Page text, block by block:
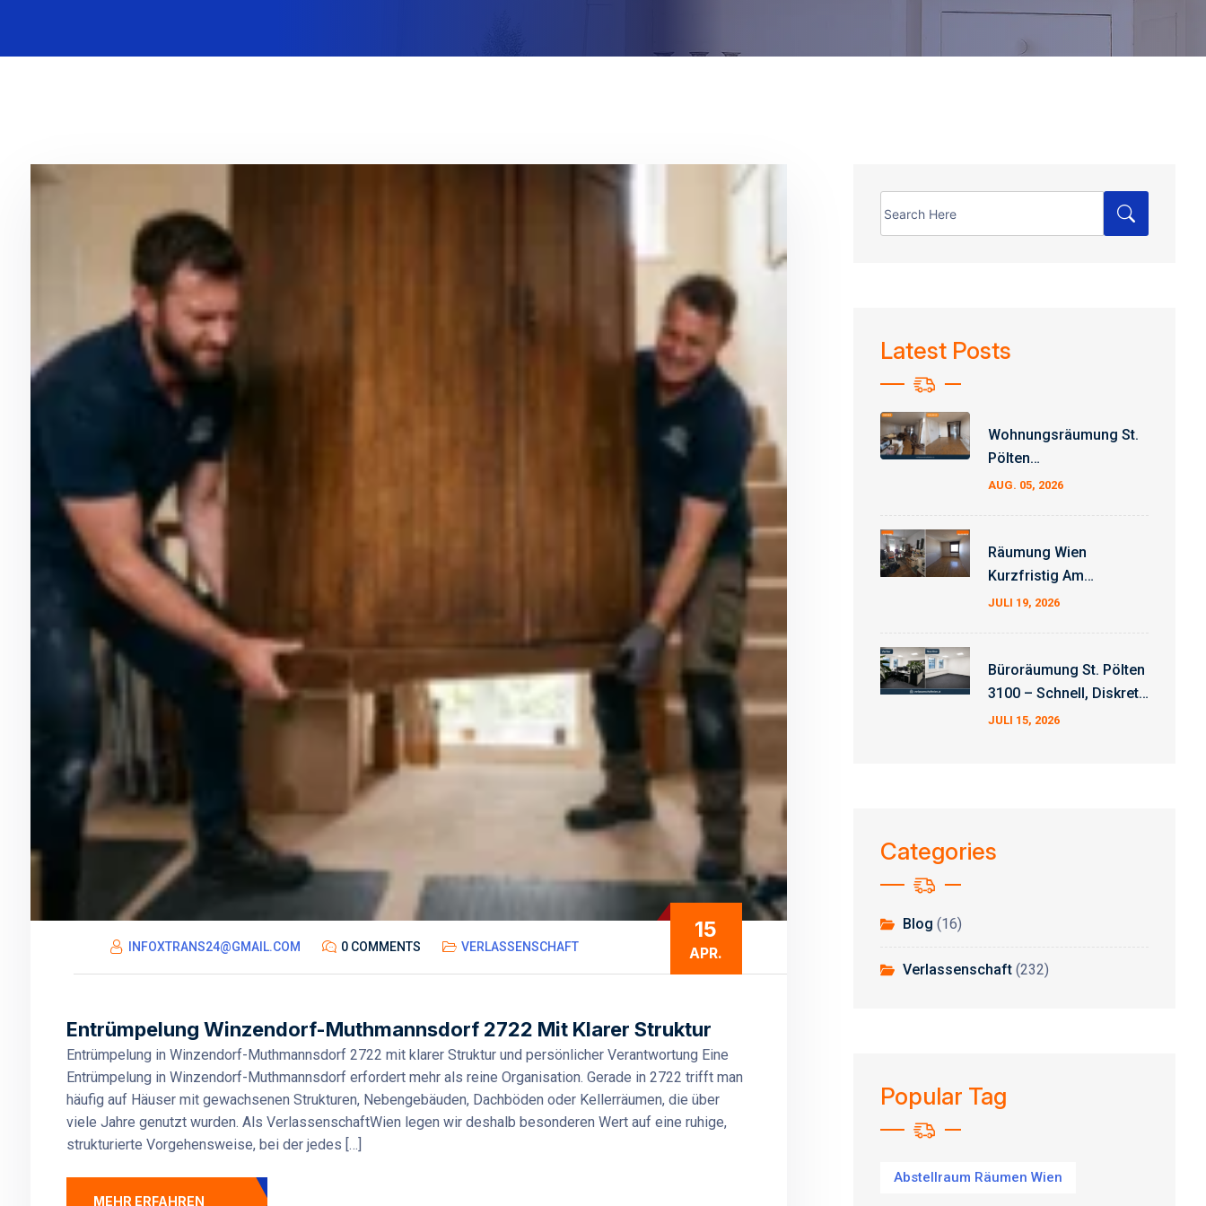
15
APR.
INFOXTRANS24@GMAIL.COM 0 COMMENTS VERLASSENSCHAFT
Entrümpelung Winzendorf-Muthmannsdorf 2722 Mit Klarer Struktur
Entrümpelung in Winzendorf-Muthmannsdorf 2722 mit klarer Struktur und persönlicher Verantwortung Eine
Entrümpelung in Winzendorf-Muthmannsdorf erfordert mehr als reine Organisation. Gerade in 2722 trifft man
häufig auf Häuser mit gewachsenen Strukturen, Nebengebäuden, Dachböden oder Kellerräumen, die über
viele Jahre genutzt wurden. Als VerlassenschaftWien legen wir deshalb besonderen Wert auf eine ruhige,
strukturierte Vorgehensweise, bei der jedes […]
MEHR ERFAHREN
Latest Posts
Wohnungsräumung St.
Pölten
Erfahrungsbericht –
AUG. 05, 2026
Räumung Wien
Kurzfristig Am
Wochenende
JULI 19, 2026
Büroräumung St. Pölten
3100 – Schnell, Diskret
Und Zum Fixpreis
JULI 15, 2026
Categories
Blog (16)
Verlassenschaft(232)
Popular Tag
Abstellraum Räumen Wien